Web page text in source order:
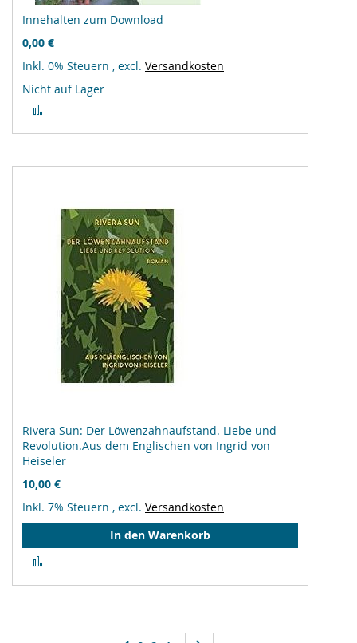
Innehalten zum Download
0,00 €
Inkl. 0% Steuern , excl. Versandkosten
Nicht auf Lager
hinzufügen
Rivera Sun: Der Löwenzahnaufstand. Liebe und
Revolution.Aus dem Englischen von Ingrid von
Heiseler
10,00 €
Inkl. 7% Steuern , excl. Versandkosten
In den Warenkorb
hinzufügen